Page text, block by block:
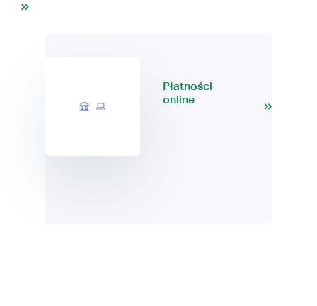
Płatności
online